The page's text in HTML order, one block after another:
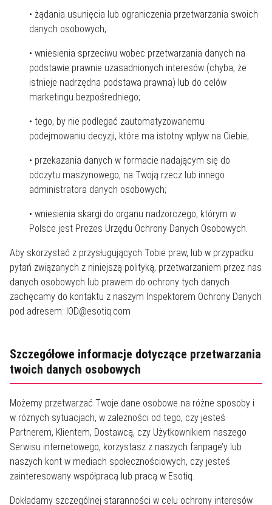
• żądania usunięcia lub ograniczenia przetwarzania swoich
danych osobowych,
• wniesienia sprzeciwu wobec przetwarzania danych na
podstawie prawnie uzasadnionych interesów (chyba, że
istnieje nadrzędna podstawa prawna) lub do celów
marketingu bezpośredniego;
• tego, by nie podlegać zautomatyzowanemu
podejmowaniu decyzji, które ma istotny wpływ na Ciebie;
• przekazania danych w formacie nadającym się do
odczytu maszynowego, na Twoją rzecz lub innego
administratora danych osobowych;
• wniesienia skargi do organu nadzorczego, którym w
Polsce jest Prezes Urzędu Ochrony Danych Osobowych.
Aby skorzystać z przysługujących Tobie praw, lub w przypadku
pytań związanych z niniejszą polityką, przetwarzaniem przez nas
danych osobowych lub prawem do ochrony tych danych
zachęcamy do kontaktu z naszym Inspektorem Ochrony Danych
pod adresem: IOD@esotiq.com
Szczegółowe informacje dotyczące przetwarzania
twoich danych osobowych
Możemy przetwarzać Twoje dane osobowe na różne sposoby i
w różnych sytuacjach, w zależności od tego, czy jesteś
Partnerem, Klientem, Dostawcą, czy Użytkownikiem naszego
Serwisu internetowego, korzystasz z naszych fanpage’y lub
naszych kont w mediach społecznościowych, czy jesteś
zainteresowany współpracą lub pracą w Esotiq.
Dokładamy szczególnej staranności w celu ochrony interesów